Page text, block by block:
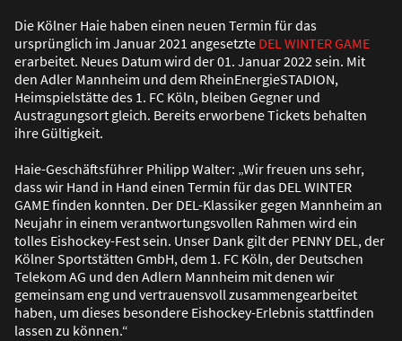
Die Kölner Haie haben einen neuen Termin für das
ursprünglich im Januar 2021 angesetzte DEL WINTER GAME
erarbeitet. Neues Datum wird der 01. Januar 2022 sein. Mit
den Adler Mannheim und dem RheinEnergieSTADION,
Heimspielstätte des 1. FC Köln, bleiben Gegner und
Austragungsort gleich. Bereits erworbene Tickets behalten
ihre Gültigkeit.
Haie-Geschäftsführer Philipp Walter: „Wir freuen uns sehr,
dass wir Hand in Hand einen Termin für das DEL WINTER
GAME finden konnten. Der DEL-Klassiker gegen Mannheim an
Neujahr in einem verantwortungsvollen Rahmen wird ein
tolles Eishockey-Fest sein. Unser Dank gilt der PENNY DEL, der
Kölner Sportstätten GmbH, dem 1. FC Köln, der Deutschen
Telekom AG und den Adlern Mannheim mit denen wir
gemeinsam eng und vertrauensvoll zusammengearbeitet
haben, um dieses besondere Eishockey-Erlebnis stattfinden
lassen zu können.“